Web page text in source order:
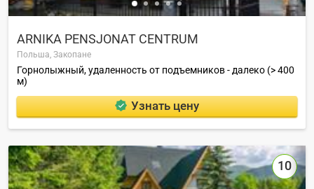
ARNIKA PENSJONAT CENTRUM
Польша, Закопане
Горнолыжный, удаленность от подъемников - далеко (> 400
м)
Узнать цену
10